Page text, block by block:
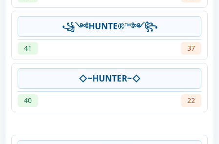
꧁༺HUNTE®™༻꧂
41 37
◇~HUNTER~◇
40 22